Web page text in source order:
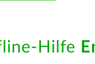
Hilfe